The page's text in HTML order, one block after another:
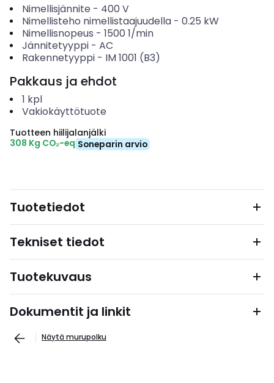
Nimellisjännite - 400 V
Nimellisteho nimellistaajuudella- 0.25 kW
Nimellisnopeus - 1500 1/min
Jännitetyyppi- AC
Rakennetyyppi- IM 1001 (B3)
Pakkaus ja ehdot
1 kpl
Vakiokäyttötuote
Tuotteen hiilijalanjälki
308 Kg CO₂-eq Soneparin arvio
Tuotetiedot
Tekniset tiedot
Tuotekuvaus
Dokumentit ja linkit
Näytä murupolku